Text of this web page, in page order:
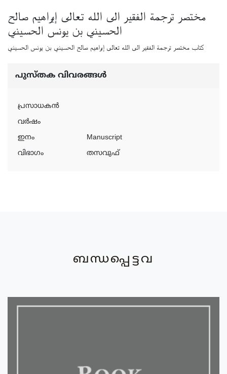
مختصر ترجمة الفقير الى الله تعالى إبراهيم صالح
الحسيني بن يونس الحسيني
كتاب مختصر ترجمة الفقير الى الله تعالى إبراهيم صالح الحسيني بن يونس الحسيني
പുസ്‌തക വിവരങ്ങള്‍
പ്രസാധകന്‍
വര്‍ഷം
ഇനം
Manuscript
വിഭാഗം
തസവുഫ്‌
ബന്ധപ്പെട്ടവ